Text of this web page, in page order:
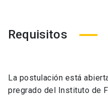
Requisitos
La postulación está
pregrado del Instituto de